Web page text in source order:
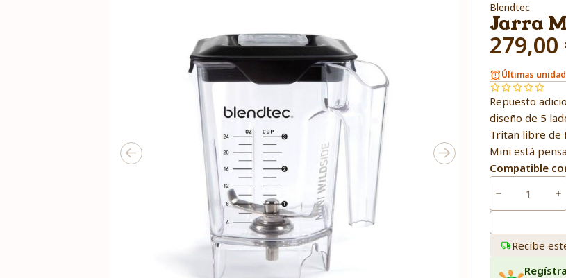
Blendtec
Jarra
279,00
Últimas
Repuesto
diseño de 5
Tritan libre de
Mini está
Compatible
Recibe